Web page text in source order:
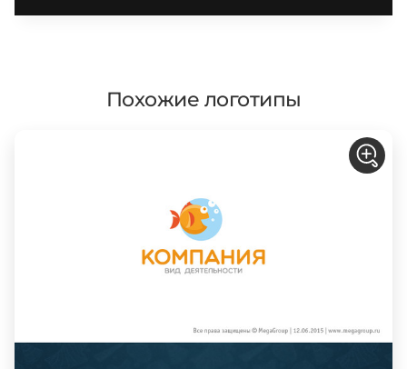
Похожие логотипы